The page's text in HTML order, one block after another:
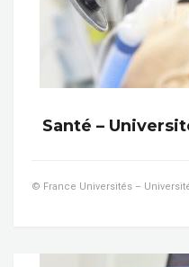
Santé –
© France Universités –